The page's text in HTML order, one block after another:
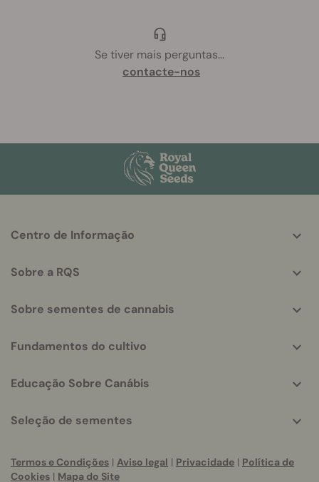
Se tiver mais perguntas...
contacte-nos
helpful
Centro de Informação
Sobre a RQS
Sobre sementes de cannabis
Fundamentos do cultivo
Educação Sobre Canábis
Seleção de sementes
Termos e Condições | Aviso legal | Privacidade | Política de
Cookies | Mapa do Site